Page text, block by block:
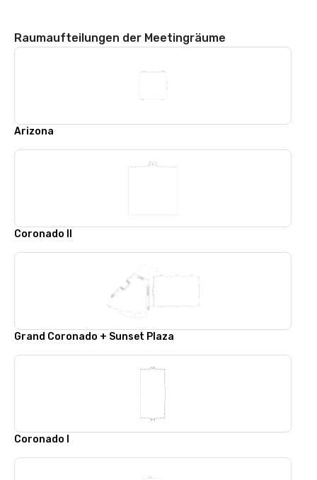
Raumaufteilungen der Meetingräume
Arizona
Coronado II
Grand Coronado + Sunset Plaza
Coronado I